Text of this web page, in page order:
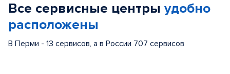
Все сервисные центры удобно
расположены
В Перми - 13 сервисов, а в России 707 сервисов